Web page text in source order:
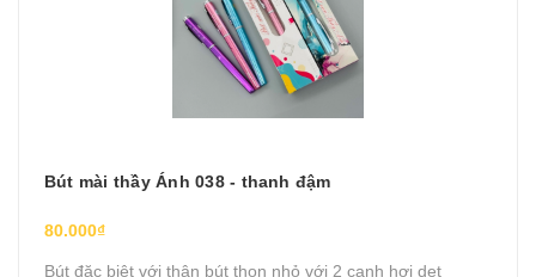
Bút mài thầy Ánh 038 - thanh đậm
80.000₫
Bút đặc biệt với thân bút thon nhỏ với 2 cạnh hơi dẹt